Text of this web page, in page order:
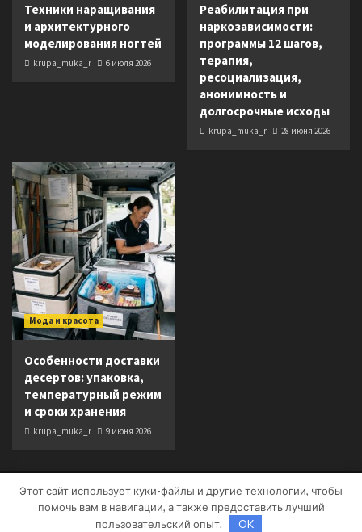
Техники наращивания
и архитектурного
моделирования ногтей
krupa_muka_r 6 июля 2026
Реабилитация при
наркозависимости:
программы 12 шагов,
терапия,
ресоциализация,
анонимность и
долгосрочные исходы
krupa_muka_r 28 июня 2026
Мода и красота
Особенности доставки
десертов: упаковка,
температурный режим
и сроки хранения
krupa_muka_r 9 июня 2026
Copyright © Все права защищены.|CoverNewsот AF
themes.
Этот сайт использует куки-файлы и другие технологии, чтобы
помочь вам в навигации, а также предоставить лучший
пользовательский опыт.
OK